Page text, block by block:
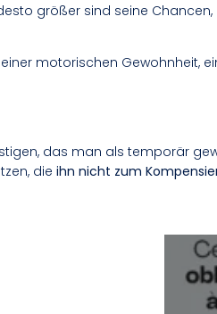
größer sind seine
motorischen Gewohnheit,
das man als temporär
die ihn nicht zum